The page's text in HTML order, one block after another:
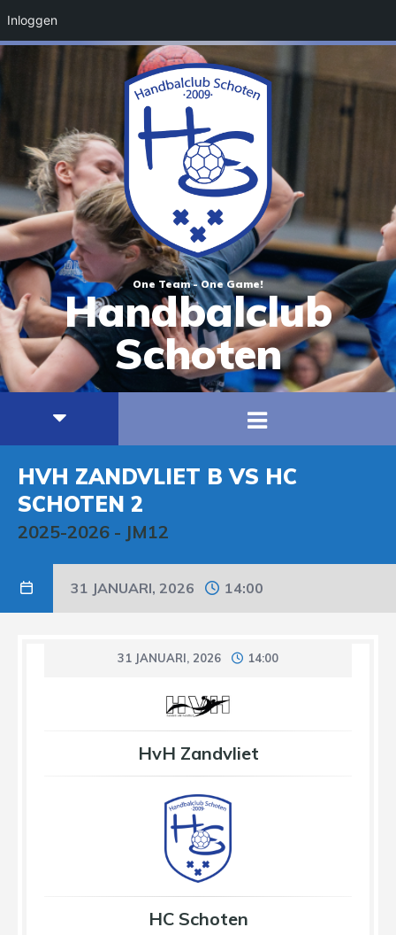
One Team - One Game!
Handbalclub
Schoten
HVH ZANDVLIET B VS HC
SCHOTEN 2
2025-2026 - JM12
31 JANUARI, 2026 14:00
31 JANUARI, 2026 14:00
HvH Zandvliet
HC Schoten
Inloggen